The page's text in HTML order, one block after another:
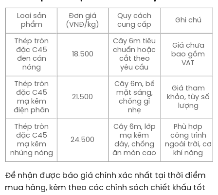
Loại sản
phẩm
Đơn giá
(VNĐ/kg)
Quy cách
cung cấp
Ghi chú
Thép tròn
đặc C45
đen cán
nóng
18.500
Cây 6m tiêu
chuẩn hoặc
cắt theo
yêu cầu
Giá chưa
bao gồm
VAT
Thép tròn
đặc C45
mạ kẽm
điện phân
21.500
Cây 6m, bề
mặt sáng,
chống gỉ
nhẹ
Giá tham
khảo, tùy số
lượng
Thép tròn
đặc C45
mạ kẽm
nhúng nóng
24.500
Cây 6m, lớp
mạ kẽm
dày, chống
ăn mòn cao
Phù hợp
công trình
ngoài trời, cơ
khí nặng
Để nhận được báo giá chính xác nhất tại thời điểm
mua hàng, kèm theo các chính sách chiết khấu tốt